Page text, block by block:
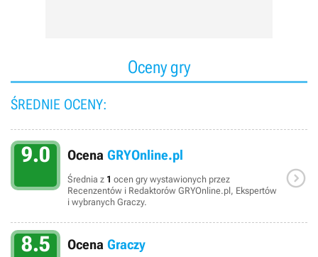
Oceny gry
ŚREDNIE OCENY:
9.0 Ocena GRYOnline.pl
Średnia z 1 ocen gry wystawionych przez
Recenzentów i Redaktorów GRYOnline.pl, Ekspertów
i wybranych Graczy.

8.5 Ocena Graczy